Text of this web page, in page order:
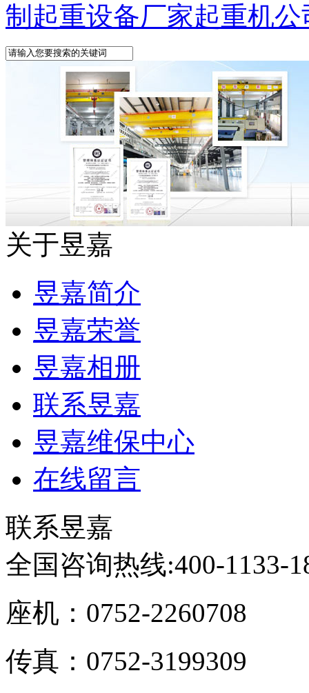
制 起重设备厂家起重机公
关于昱嘉
昱嘉简介
昱嘉荣誉
昱嘉相册
联系昱嘉
昱嘉维保中心
在线留言
联系昱嘉
全国咨询热线:400-1133-
座机：0752-2260708
传真：0752-3199309